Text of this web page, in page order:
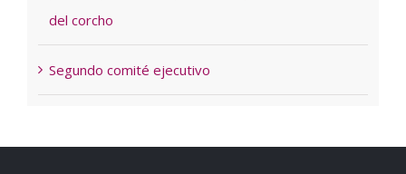
del corcho
Segundo comité ejecutivo